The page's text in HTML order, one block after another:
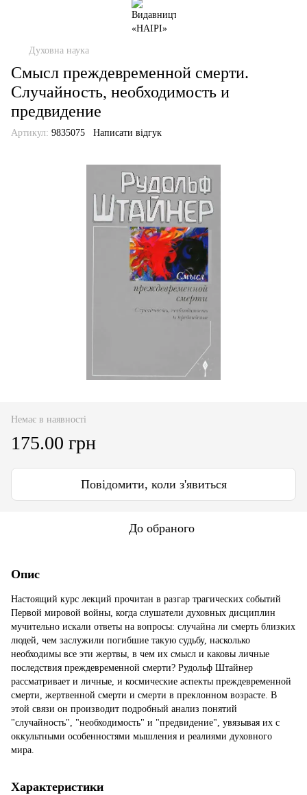
Духовна наука
Смысл преждевременной смерти.
Случайность, необходимость и
предвидение
Артикул: 9835075 Написати відгук
Немає в наявності
175.00 грн
Повідомити, коли з'явиться
До обраного
Опис
Настоящий курс лекций прочитан в разгар трагических событий
Первой мировой войны, когда слушатели духовных дисциплин
мучительно искали ответы на вопросы: случайна ли смерть близких
людей, чем заслужили погибшие такую судьбу, насколько
необходимы все эти жертвы, в чем их смысл и каковы личные
последствия преждевременной смерти? Рудольф Штайнер
рассматривает и личные, и космические аспекты преждевременной
смерти, жертвенной смерти и смерти в преклонном возрасте. В
этой связи он производит подробный анализ понятий
"случайность", "необходимость" и "предвидение", увязывая их с
оккультными особенностями мышления и реалиями духовного
мира.
Характеристики